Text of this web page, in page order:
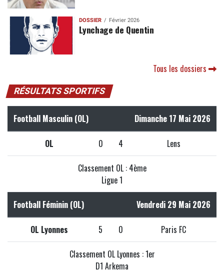
DOSSIER Février 2026
Lynchage de Quentin
Tous les dossiers
RÉSULTATS SPORTIFS
Football Masculin (OL) Dimanche 17 Mai 2026
OL 0 4 Lens
Classement OL : 4ème
Ligue 1
Football Féminin (OL) Vendredi 29 Mai 2026
OL Lyonnes 5 0 Paris FC
Classement OL Lyonnes : 1er
D1 Arkema